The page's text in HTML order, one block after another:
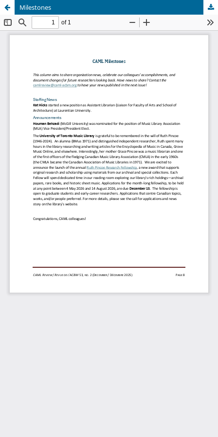
Milestones